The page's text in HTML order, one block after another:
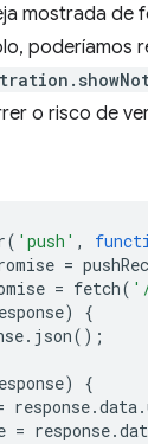
mostrada de
poderíamos
o risco de
( 'push' ,
=
= fetch(
)
{
. json();
)
{
response.data.
= response.